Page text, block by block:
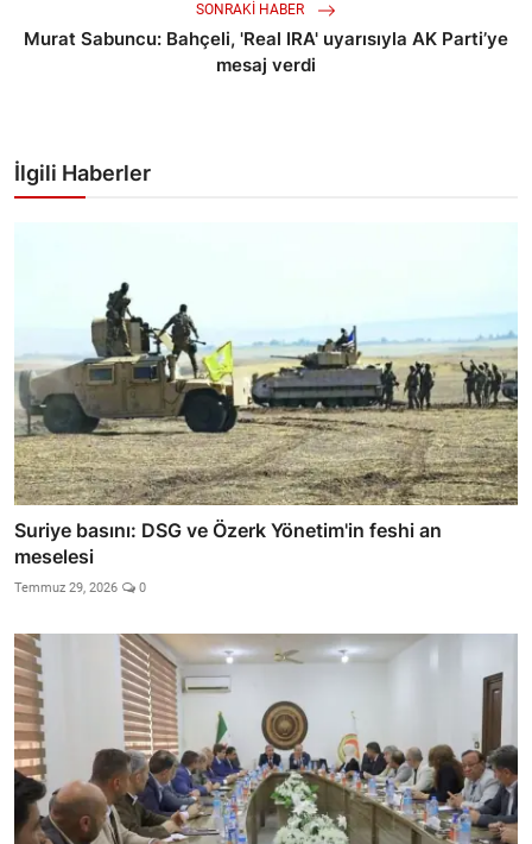
SONRAKI HABER
Murat Sabuncu: Bahçeli, 'Real IRA' uyarısıyla AK Parti’ye
mesaj verdi
İlgili Haberler
Suriye basını: DSG ve Özerk Yönetim'in feshi an
meselesi
Temmuz 29, 2026 0